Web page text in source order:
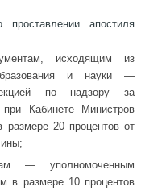
апостиля
исходящим из
и науки —
по надзору за
при Кабинете Министров
размере 20 процентов от
— уполномоченным
в размере 10 процентов